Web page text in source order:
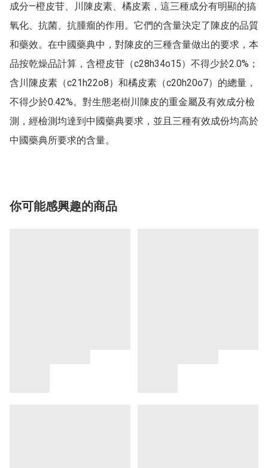
成分—橙皮苷、川陳皮素、橘皮素，這三種成分有明顯的搞
氧化、抗菌、抗腫瘤的作用。它們的含量決定了陳皮的品質
和藥效。在中國藥典中，對陳皮的三種含量做出的要求，本
品按乾燥品計算，含橙皮苷（c28h34o15）不得少於2.0%；
含川陳皮素（c21h22o8）和橘皮素（c20h20o7）的總量，
不得少於0.42%。對生態老樹川陳皮的重金屬及有效成分檢
測，經檢測均達到中國藥典要求，並且三種有效成份均高於
中國藥典所要求的含量。
你可能感興趣的商品